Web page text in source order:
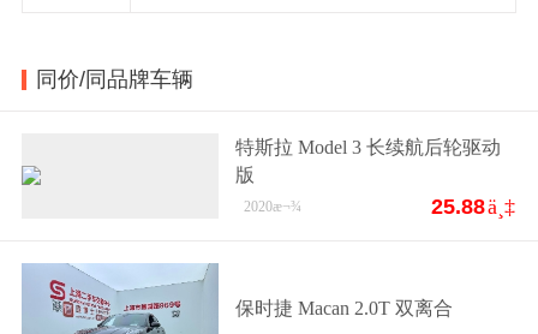
同价/同品牌车辆
特斯拉 Model 3 长续航后轮驱动
版
25.88ä¸‡
2020æ¬¾
保时捷 Macan 2.0T 双离合